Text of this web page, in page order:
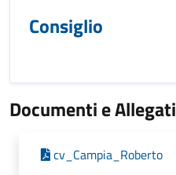
Consiglio
Documenti e Allegati
cv_Campia_Roberto